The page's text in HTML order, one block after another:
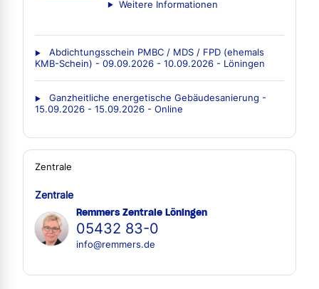
Weitere Informationen
Abdichtungsschein PMBC / MDS / FPD (ehemals
KMB-Schein) - 09.09.2026 - 10.09.2026 - Löningen
Ganzheitliche energetische Gebäudesanierung -
15.09.2026 - 15.09.2026 - Online
Zentrale
Zentrale
Remmers Zentrale Löningen
05432 83-0
info@remmers.de